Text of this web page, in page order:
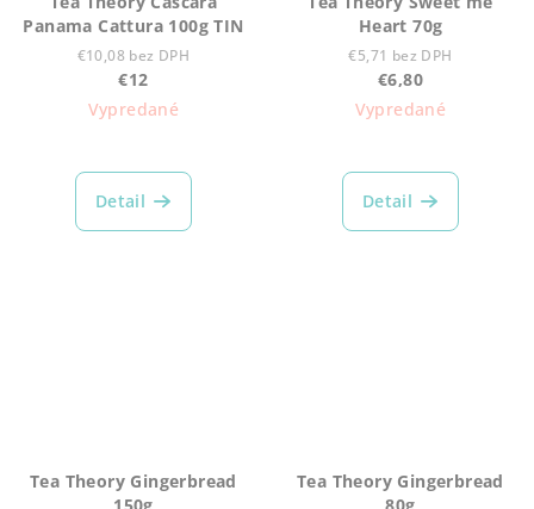
Panama Cattura 100g TIN
€10,08 bez DPH
€12
Vypredané
Detail
Heart 70g
€5,71 bez DPH
€6,80
Vypredané
Detail
Tea Theory Gingerbread
Tea Theory Gingerbread